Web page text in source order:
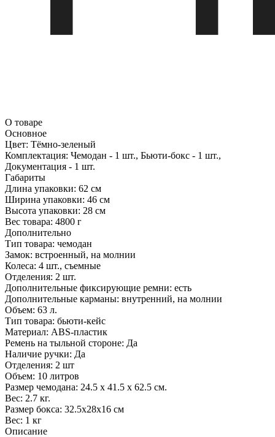
О товаре
Основное
Цвет: Тёмно-зеленый
Комплектация: Чемодан - 1 шт., Бьюти-бокс - 1 шт.,
Документация - 1 шт.
Габариты
Длина упаковки: 62 см
Ширина упаковки: 46 см
Высота упаковки: 28 см
Вес товара: 4800 г
Дополнительно
Тип товара: чемодан
Замок: встроенный, на молнии
Колеса: 4 шт., съемные
Отделения: 2 шт.
Дополнительные фиксирующие ремни: есть
Дополнительные карманы: внутренний, на молнии
Объем: 63 л.
Тип товара: бьюти-кейс
Материал: ABS-пластик
Ремень на тыльной стороне: Да
Наличие ручки: Да
Отделения: 2 шт
Объем: 10 литров
Размер чемодана: 24.5 х 41.5 х 62.5 см.
Вес: 2.7 кг.
Размер бокса: 32.5x28x16 см
Вес: 1 кг
Описание